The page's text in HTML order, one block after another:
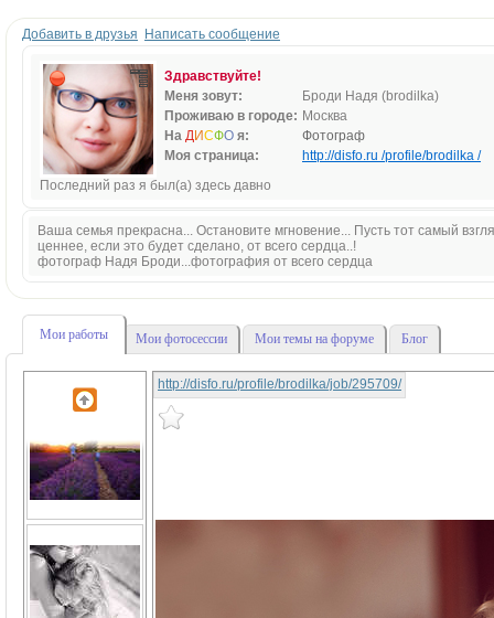
Добавить в друзья Написать сообщение
Здравствуйте!
Меня зовут:
Броди Надя (brodilka)
Проживаю в городе: Москва
На ДИСФО я:
Фотограф
Моя страница:
http://disfo.ru /profile/brodilka /
Последний раз я был(а) здесь давно
Ваша семья прекрасна... Остановите мгновение... Пусть тот самый
ценнее, если это будет сделано, от всего сердца..!
фотограф Надя Броди...фотография от всего сердца
Мои работы Мои фотосессии Мои темы на форуме Блог
http://disfo.ru/profile/brodilka/job/295709/